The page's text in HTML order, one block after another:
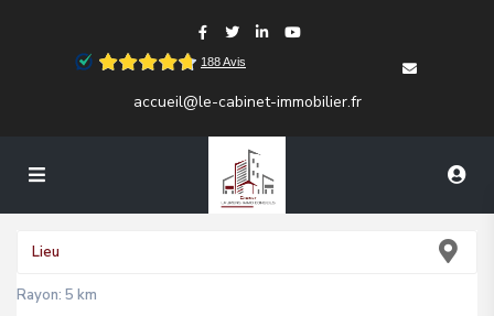
accueil@le-cabinet-immobilier.fr
Rayon: 5 km